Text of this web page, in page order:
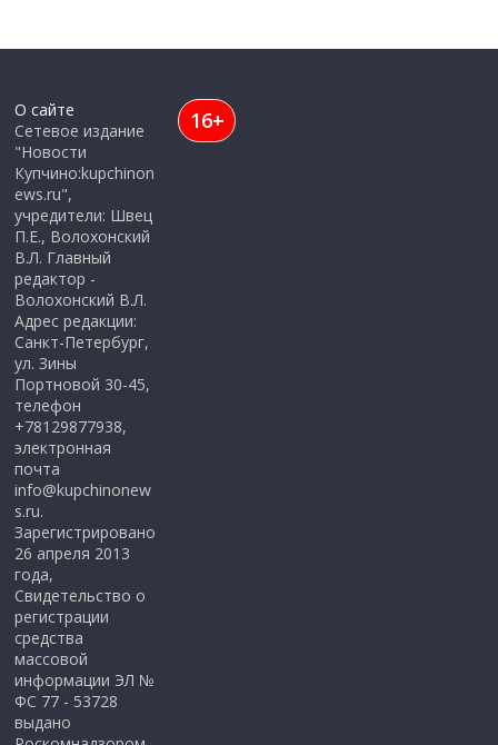
О сайте
Сетевое издание
"Новости
Купчино:kupchinon
ews.ru",
учредители: Швец
П.Е., Волохонский
В.Л. Главный
редактор -
Волохонский В.Л.
Адрес редакции:
Санкт-Петербург,
ул. Зины
Портновой 30-45,
телефон
+78129877938,
электронная
почта
info@kupchinonew
s.ru.
Зарегистрировано
26 апреля 2013
года,
Свидетельство о
регистрации
средства
массовой
информации ЭЛ №
ФС 77 - 53728
выдано
16+